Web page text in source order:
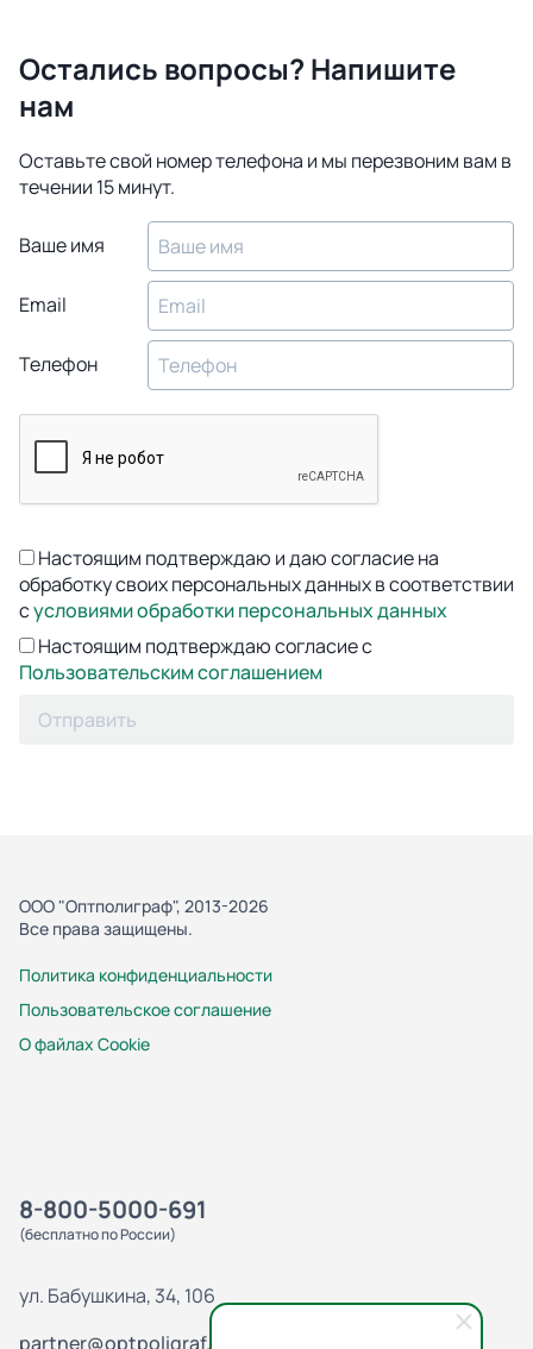
Остались вопросы? Напишите
нам
Оставьте свой номер телефона и мы перезвоним вам в
течении 15 минут.
Ваше имя
Email
Телефон
Настоящим подтверждаю и даю согласие на
обработку своих персональных данных в соответствии
сусловиями обработки персональных данных
Настоящим подтверждаю согласие с
Пользовательским соглашением
Отправить
ООО "Оптполиграф", 2013-2026
Все права защищены.
Политика конфиденциальности
Пользовательское соглашение
О файлах Cookie
8-800-5000-691
(бесплатно по России)
ул. Бабушкина, 34, 106
partner@optpoligraf.ru